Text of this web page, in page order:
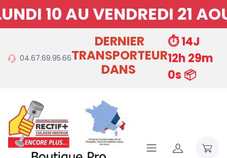
10 AU VENDREDI 21
04.67.69.95.66
DERNIER
TRANSPORTEUR
DANS
⏱️ 14J
12h 29m
0s 📦